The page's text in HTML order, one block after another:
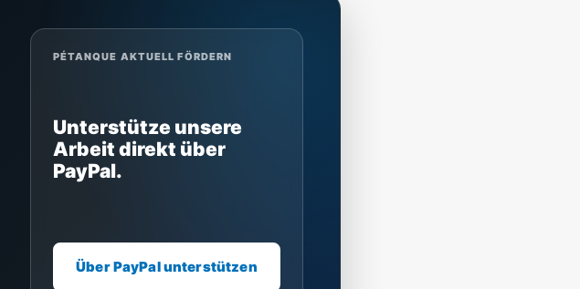
PÉTANQUE AKTUELL FÖRDERN
Unterstütze unsere
Arbeit direkt über
PayPal.
Über PayPal unterstützen